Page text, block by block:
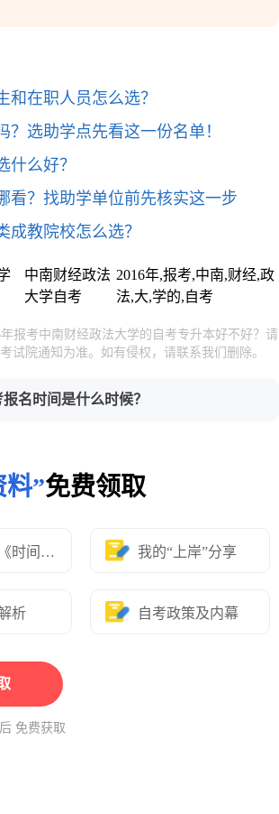
在职人员怎么选？
选助学点先看这一份名单！
么好？
看？找助学单位前先核实这一步
教院校怎么选？
中南财经政法
大学自考
2016年,报考,中南,财经,政
法,大,学的,自考
报考中南财经政法大学的自考专升本好不好？请
试院通知为准。如有侵权，请联系我们删除。
名时间是什么时候？
料”免费领取
一年备考《时间表》 我的“上岸”分享
析 自考政策及内幕
免费获取